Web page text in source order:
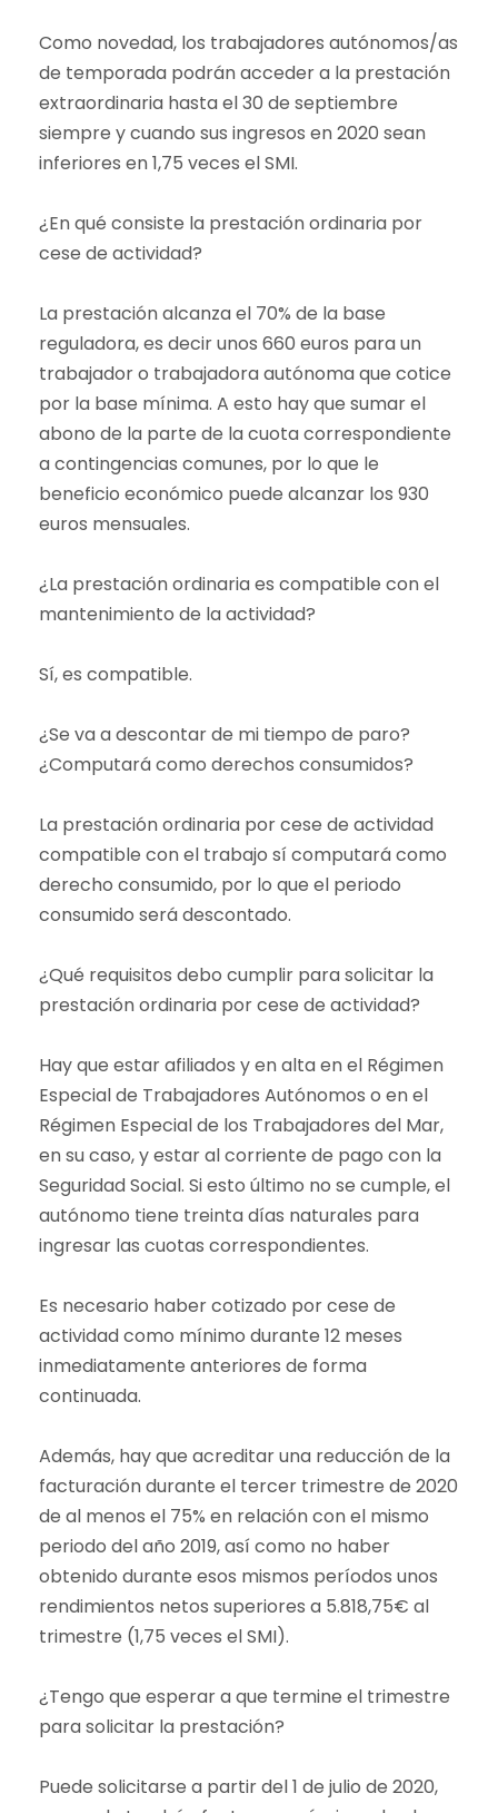
Como novedad, los trabajadores autónomos/as
de temporada podrán acceder a la prestación
extraordinaria hasta el 30 de septiembre
siempre y cuando sus ingresos en 2020 sean
inferiores en 1,75 veces el SMI.
¿En qué consiste la prestación ordinaria por
cese de actividad?
La prestación alcanza el 70% de la base
reguladora, es decir unos 660 euros para un
trabajador o trabajadora autónoma que cotice
por la base mínima. A esto hay que sumar el
abono de la parte de la cuota correspondiente
a contingencias comunes, por lo que le
beneficio económico puede alcanzar los 930
euros mensuales.
¿La prestación ordinaria es compatible con el
mantenimiento de la actividad?
Sí, es compatible.
¿Se va a descontar de mi tiempo de paro?
¿Computará como derechos consumidos?
La prestación ordinaria por cese de actividad
compatible con el trabajo sí computará como
derecho consumido, por lo que el periodo
consumido será descontado.
¿Qué requisitos debo cumplir para solicitar la
prestación ordinaria por cese de actividad?
Hay que estar afiliados y en alta en el Régimen
Especial de Trabajadores Autónomos o en el
Régimen Especial de los Trabajadores del Mar,
en su caso, y estar al corriente de pago con la
Seguridad Social. Si esto último no se cumple, el
autónomo tiene treinta días naturales para
ingresar las cuotas correspondientes.
Es necesario haber cotizado por cese de
actividad como mínimo durante 12 meses
inmediatamente anteriores de forma
continuada.
Además, hay que acreditar una reducción de la
facturación durante el tercer trimestre de 2020
de al menos el 75% en relación con el mismo
periodo del año 2019, así como no haber
obtenido durante esos mismos períodos unos
rendimientos netos superiores a 5.818,75€ al
trimestre (1,75 veces el SMI).
¿Tengo que esperar a que termine el trimestre
para solicitar la prestación?
Puede solicitarse a partir del 1 de julio de 2020,